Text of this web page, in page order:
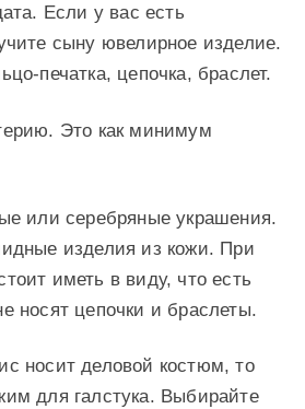
Если у вас есть
сыну ювелирное изделие.
печатка, цепочка, браслет.
Это как минимум
или серебряные украшения.
изделия из кожи. При
иметь в виду, что есть
носят цепочки и браслеты.
носит деловой костюм, то
для галстука. Выбирайте